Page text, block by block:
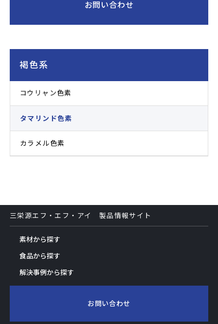
お問い合わせ
褐色系
コウリャン色素
タマリンド色素
カラメル色素
三栄源エフ・エフ・アイ 製品情報サイト
素材から探す
食品から探す
解決事例から探す
お問い合わせ